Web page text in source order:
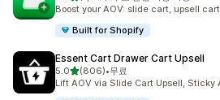
Boost your AOV: slide cart, upsell
Built for Shopify
Essent Cart Drawer Cart Upsell
5.0별 5개 중
(806)
총 리뷰 806개
•무료
Lift AOV via Slide Cart Upsell, Sticky